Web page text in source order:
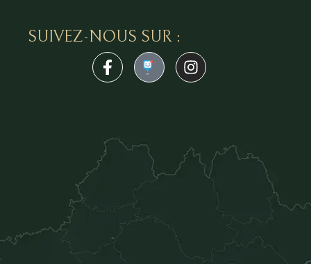
SUIVEZ-NOUS SUR :
1